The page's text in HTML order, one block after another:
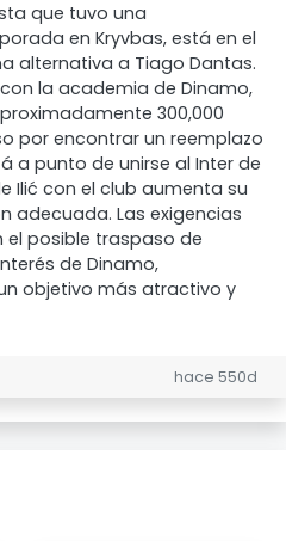
que tuvo una
en Kryvbas, está en el
alternativa a Tiago Dantas.
la academia de Dinamo,
300,000
por encontrar un reemplazo
a punto de unirse al Inter de
Ilić con el club aumenta su
adecuada. Las exigencias
posible traspaso de
de Dinamo,
objetivo más atractivo y
hace 550d